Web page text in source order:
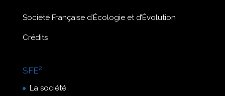
Société Française d’Écologie et d’Évolution
Crédits
SFE²
La société